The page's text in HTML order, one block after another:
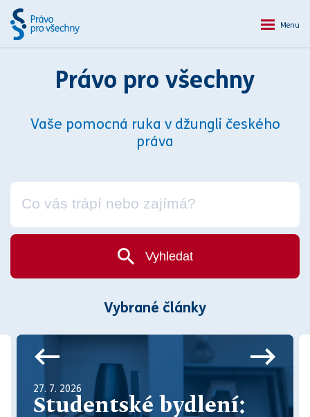
Menu
Právo pro všechny
Vaše pomocná ruka v džungli českého
práva
Vyhledat
Vybrané články
27. 7. 2026
Studentské bydlení: